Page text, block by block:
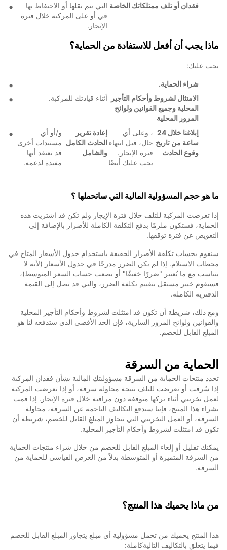
فقدان أو تلف ممتلكاتك الخاصة التي يتم نقلها أو الاحتفاظ بها
في أو على المركبة خلال فترة
الإيجار.
ماذا يجب أن أفعل للاستفادة من الحماية؟
يجب عليك:
شراء الحماية.
الامتثال لشروط وأحكام التأجير
المحلية وجميع القوانين ولوائح
المرور المحلية
أثناء قيادتك للمركبة.
إبلاغنا خلال 24
ساعة من تاريخ
وقوع الحادث
، وعلى أي
حال، قبل انتهاء
فترة الإيجار.
يجب عليك أيضًا
إعادة تقرير
الحادث الكامل
والشامل
و/أو أي
مستندات أخرى
قد تعتقد أنها
مفيدة لدعمه.
ما هو حجم المسؤولية المالية التي ساتحملها ؟
إذا تعرضت المركبة للتلف خلال فترة الإيجار ولم تكن قد اشتريت هذه
الحماية، فستكون ملزمًا بدفع التكلفة الكاملة للأضرار بالإضافة إلى
التعويض عن فترة توقفها.
سنقوم بحساب تكلفة الأضرار الخفيفة باستخدام جدول الأسعار المتاح في
محطات الاستلام. إذا لم يكن الضرر مدرجًا في جدول الأسعار (لأنه لا
يتناسب مع ما يُعتبر "ضررًا خفيفًا" أو يصعب حساب السعر المتوسط)،
فسيقوم خبير مستقل بتقييم تكلفة الضرر، والتي قد تصل إلى القيمة
الدفترية الكاملة.
ومع ذلك، شريطة أن تكون قد امتثلت لشروط وأحكام التأجير المحلية
والقوانين ولوائح المرور السارية، فإن الحد الأقصى الذي ستدفعه لنا هو
المبلغ القابل للخصم.
الحماية من السرقة
تحدد منتجات الحماية من السرقة مسؤوليتك المالية بشأن فقدان المركبة
إذا سُرقت أو تعرضت للتلف نتيجة محاولة سرقة، أو إذا تعرضت المركبة
لعمل تخريبي أثناء تركها متوقفة دون مراقبة خلال فترة الإيجار. إذا قمت
بشراء هذا المنتج، فإننا سندفع التكاليف الناجمة عن السرقة، محاولة
السرقة، أو العمل التخريبي التي تتجاوز المبلغ القابل للخصم، شريطة أن
تكون قد امتثلت لشروط وأحكام التأجير المحلية.
يمكنك تقليل أو إلغاء المبلغ القابل للخصم من خلال شراء منتجات الحماية
من السرقة المتميزة أو المتوسطة بدلاً من العرض القياسي للحماية من
السرقة.
من ماذا يحميك هذا المنتج؟
هذا المنتج يحميك من تحمل مسؤولية أي مبلغ يتجاوز المبلغ القابل للخصم
فيما يتعلق بالتكاليف التاليةكاملة: